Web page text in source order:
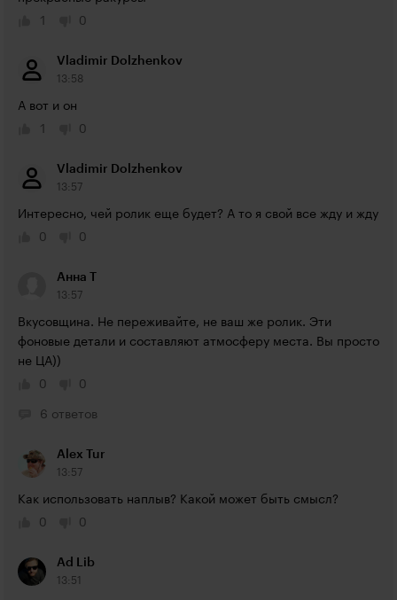
1
0
Vladimir Dolzhenkov
13:58
А вот и он
1
0
Vladimir Dolzhenkov
13:57
Интересно, чей ролик еще будет? А то я свой все жду и жду
0
0
Анна Т
13:57
Вкусовщина. Не переживайте, не ваш же ролик. Эти
фоновые детали и составляют атмосферу места. Вы просто
не ЦА))
0
0
6 ответов
Alex Tur
13:57
Как использовать наплыв? Какой может быть смысл?
0
0
Ad Lib
13:51